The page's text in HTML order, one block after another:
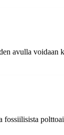
avulla voidaan